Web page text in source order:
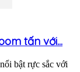
tấn với...
bật rực sắc với